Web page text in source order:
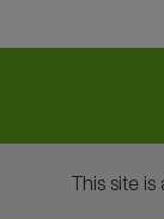
This site